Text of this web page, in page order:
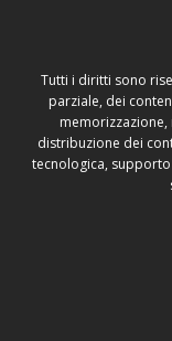
Tutti i diritti sono
parziale, dei
distribuzione dei
tecnologica,